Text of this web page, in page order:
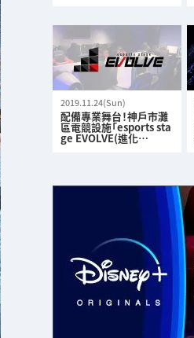
2019.11.24(Sun)
配備專業舞台！神戶市灘
區電競設施「esports sta
ge EVOLVE(進化…